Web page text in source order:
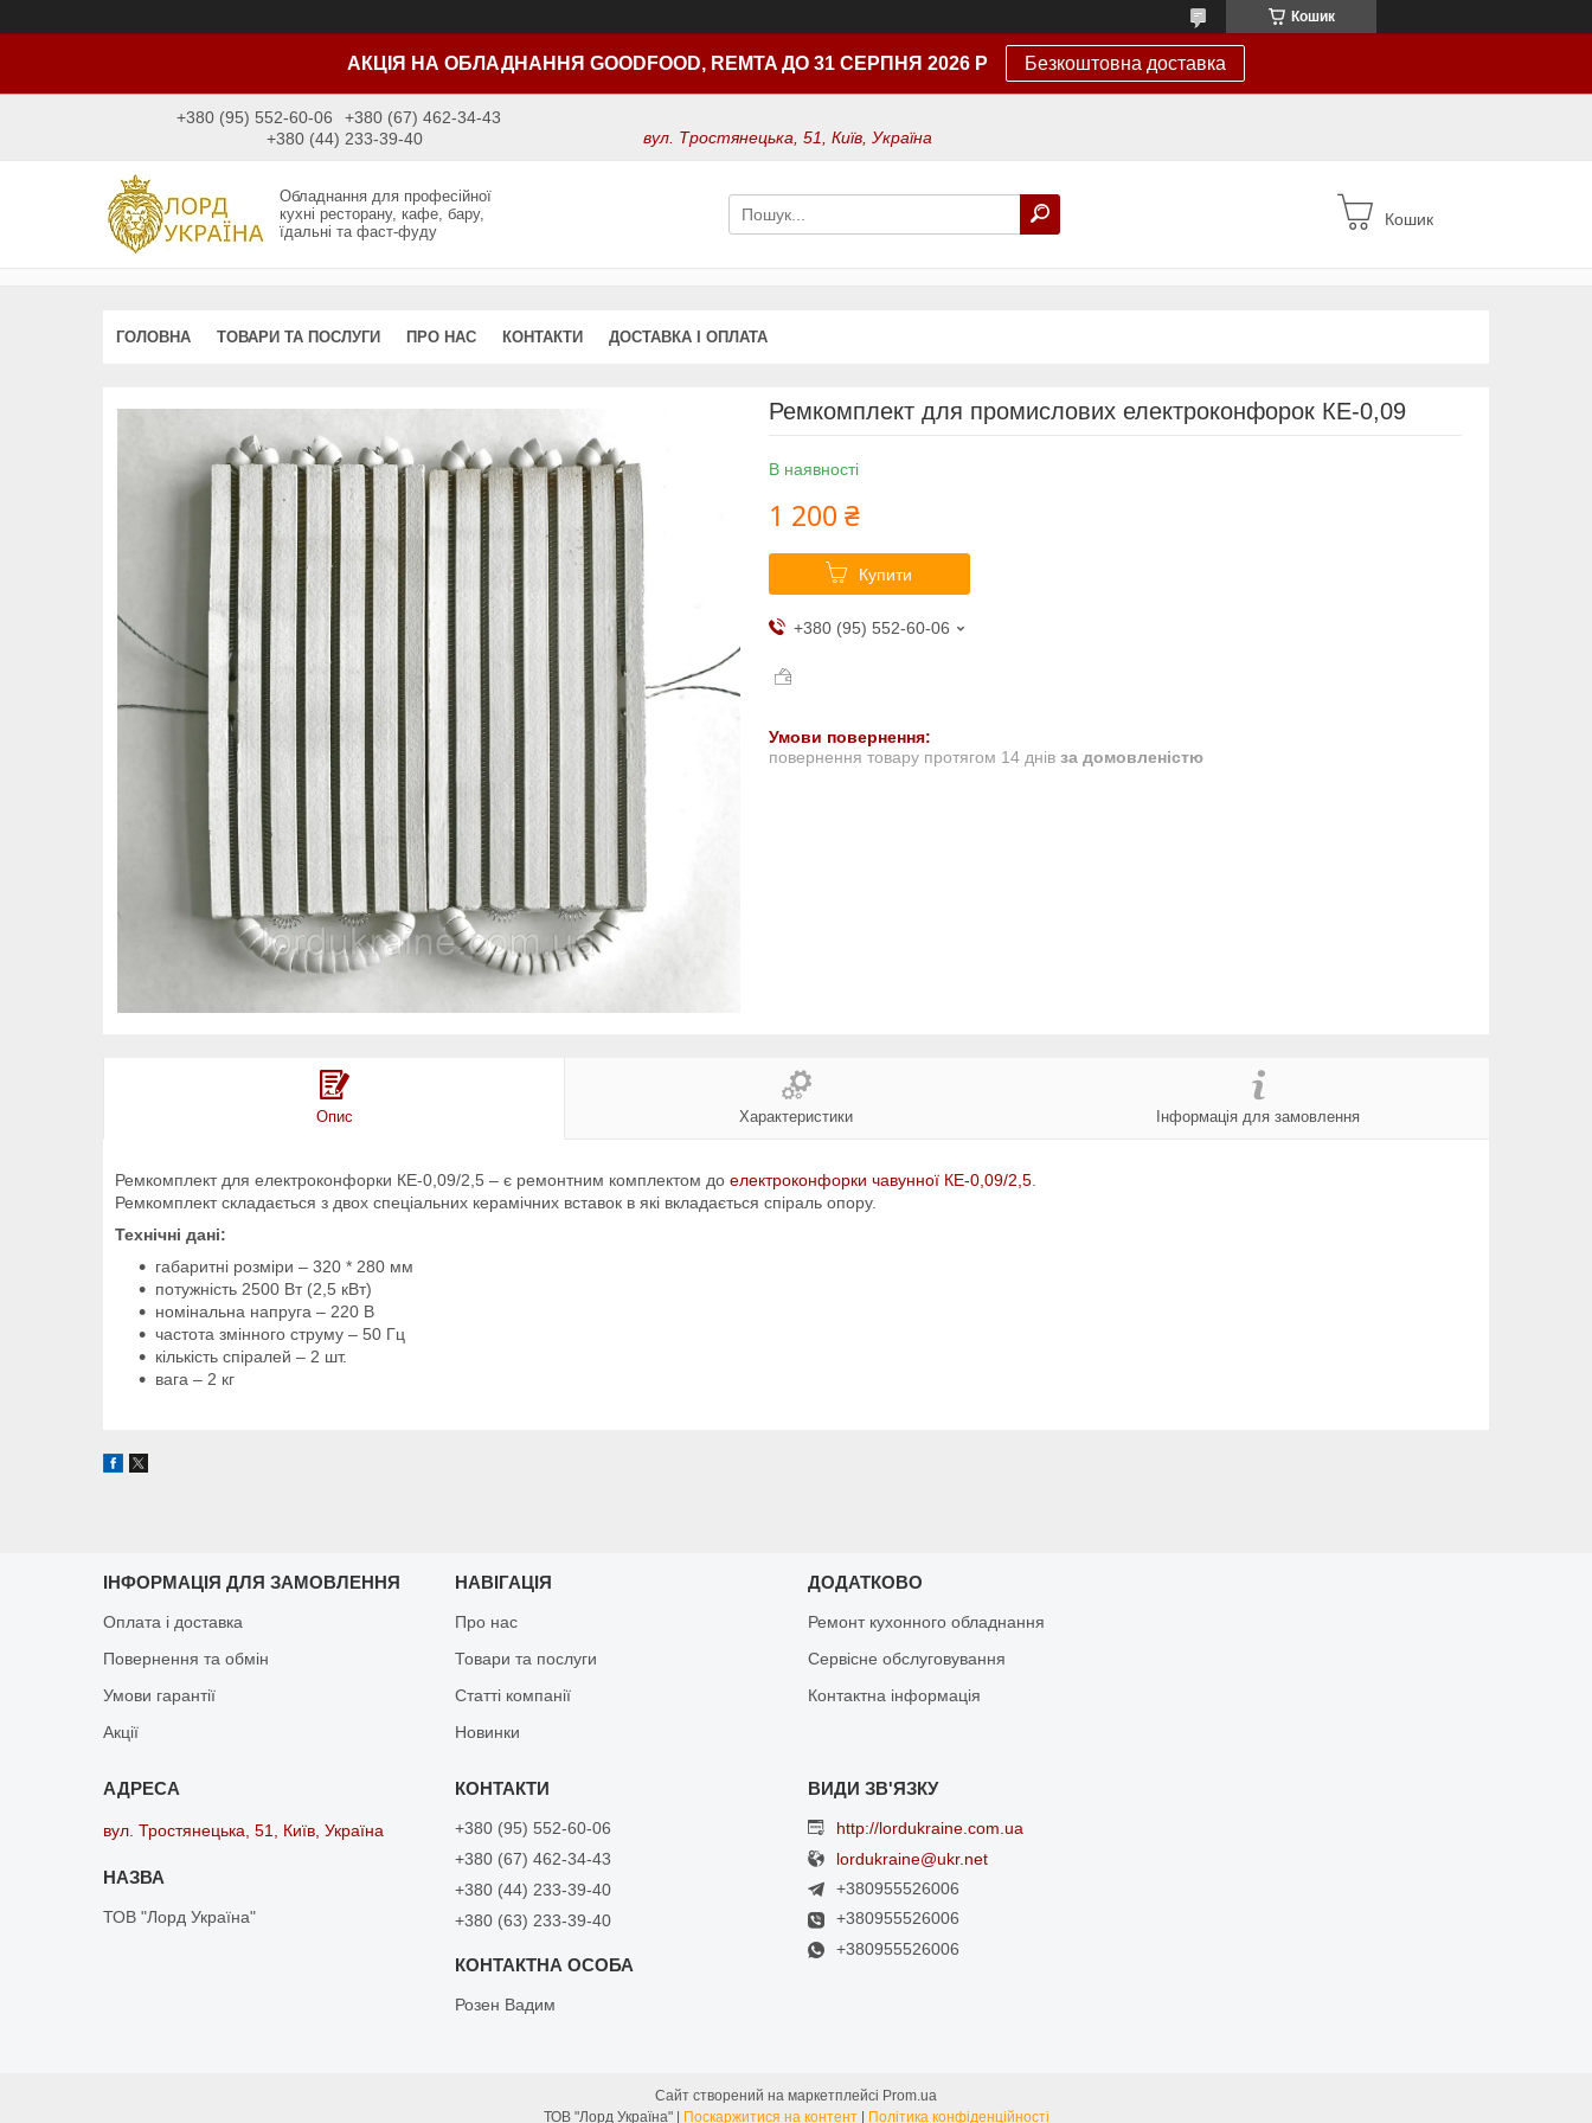
Кошик
АКЦІЯ НА ОБЛАДНАННЯ GOODFOOD, REMTA ДО 31 СЕРПНЯ 2026 Р Безкоштовна доставка
+380 (95) 552-60-06
+380 (67) 462-34-43
+380 (44) 233-39-40
вул. Тростянецька, 51, Київ, Україна
Обладнання для професійної
кухні ресторану, кафе, бару,
їдальні та фаст-фуду
Кошик
ГОЛОВНА ТОВАРИ ТА ПОСЛУГИ ПРО НАС КОНТАКТИ ДОСТАВКА І ОПЛАТА
Ремкомплект для промислових електроконфорок КЕ-0,09
В наявності
1 200 ₴
Купити
+380 (95) 552-60-06
повернення товару протягом 14 днів за домовленістю
Опис Характеристики Інформація для замовлення
Ремкомплект для електроконфорки КЕ-0,09/2,5 – є ремонтним комплектом до електроконфорки чавунної КЕ-0,09/2,5
Ремкомплект складається з двох спеціальних керамічних вставок в які вкладається спіраль опору.
Технічні дані:
габаритні розміри – 320 * 280 мм
потужність 2500 Вт (2,5 кВт)
номінальна напруга – 220 В
частота змінного струму – 50 Гц
кількість спіралей – 2 шт.
вага – 2 кг
ІНФОРМАЦІЯ ДЛЯ ЗАМОВЛЕННЯ
Оплата і доставка
Повернення та обмін
Умови гарантії
Акції
НАВІГАЦІЯ
Про нас
Товари та послуги
Статті компанії
Новинки
ДОДАТКОВО
Ремонт кухонного обладнання
Сервісне обслуговування
Контактна інформація
вул. Тростянецька, 51, Київ, Україна
ТОВ "Лорд Україна"
+380 (95) 552-60-06
+380 (67) 462-34-43
+380 (44) 233-39-40
+380 (63) 233-39-40
Розен Вадим
http://lordukraine.com.ua
lordukraine@ukr.net
+380955526006
+380955526006
+380955526006
Сайт створений на маркетплейсі Prom.ua
ТОВ "Лорд Україна" | Поскаржитися на контент | Політика конфіденційності